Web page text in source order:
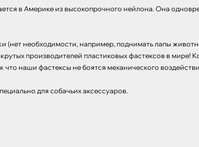
в Америке из высокопрочного нейлона. Она
(нет необходимости, например, поднимать лапы
производителей пластиковых фастексов в мире!
наши фастексы не боятся механического
для собачьих аксессуаров.